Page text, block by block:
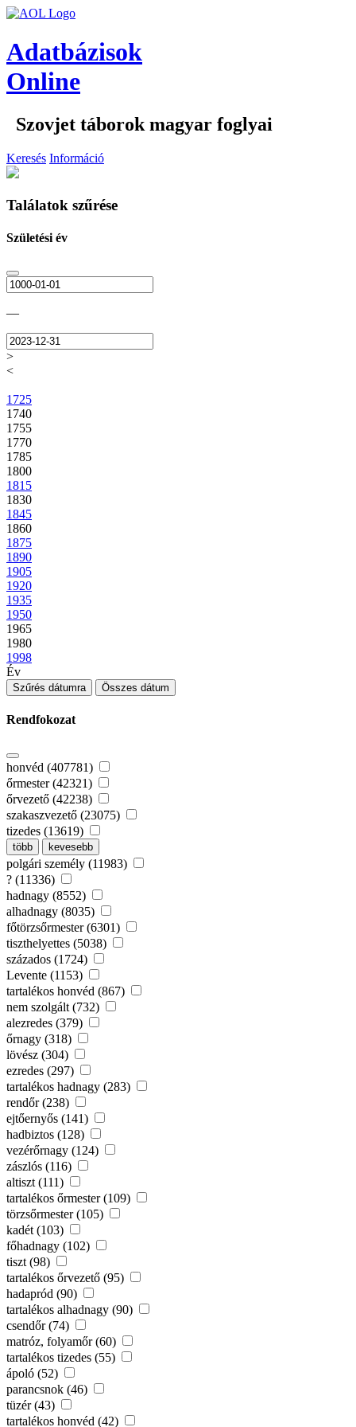
Adatbázisok
Online
Szovjet táborok magyar foglyai
Keresés Információ
Találatok szűrése
Születési év
—
>
<
1725
1740
1755
1770
1785
1800
1815
1830
1845
1860
1875
1890
1905
1920
1935
1950
1965
1980
1998
Év
Szűrés dátumra Összes dátum
Rendfokozat
honvéd (407781)
őrmester (42321)
őrvezető (42238)
szakaszvezető (23075)
tizedes (13619)
több kevesebb
polgári személy (11983)
? (11336)
hadnagy (8552)
alhadnagy (8035)
főtörzsőrmester (6301)
tiszthelyettes (5038)
százados (1724)
Levente (1153)
tartalékos honvéd (867)
nem szolgált (732)
alezredes (379)
őrnagy (318)
lövész (304)
ezredes (297)
tartalékos hadnagy (283)
rendőr (238)
ejtőernyős (141)
hadbiztos (128)
vezérőrnagy (124)
zászlós (116)
altiszt (111)
tartalékos őrmester (109)
törzsőrmester (105)
kadét (103)
főhadnagy (102)
tiszt (98)
tartalékos őrvezető (95)
hadapród (90)
tartalékos alhadnagy (90)
csendőr (74)
matróz, folyamőr (60)
tartalékos tizedes (55)
ápoló (52)
parancsnok (46)
tüzér (43)
tartalékos honvéd (42)